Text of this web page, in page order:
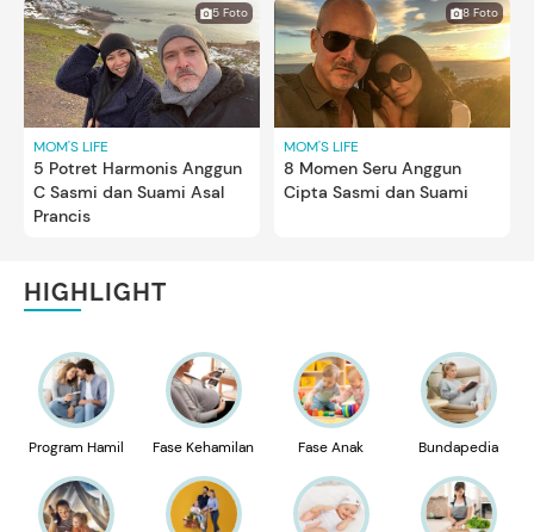
5 Foto
MOM'S LIFE
5 Potret Harmonis Anggun
C Sasmi dan Suami Asal
Prancis
8 Foto
MOM'S LIFE
8 Momen Seru Anggun
Cipta Sasmi dan Suami
HIGHLIGHT
Program Hamil Fase Kehamilan Fase Anak Bundapedia